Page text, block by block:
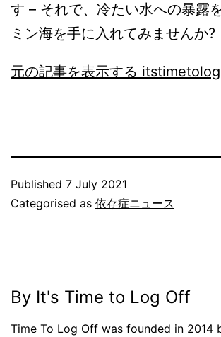
す – それで、冷たい水への暴露
ミン海を手に入れてみませんか?
元の記事を表示する
Published 7 July 2021
Categorised as 依存症ニュース
By It's Time to Log Off
Time To Log Off was founded in 2014